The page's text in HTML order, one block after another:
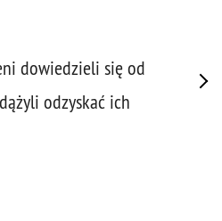
dowiedzieli się od
odzyskać ich